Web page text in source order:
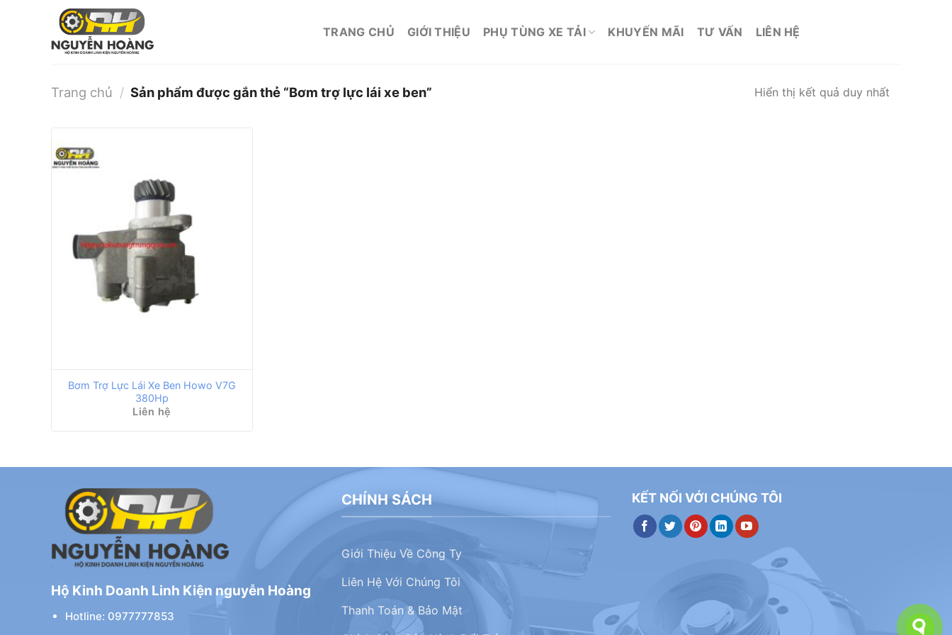
TRANG CHỦ GIỚI THIỆU PHỤ TÙNG XE TẢI KHUYẾN MÃI TƯ VẤN LIÊN HỆ
Trang chủ / Sản phẩm được gắn thẻ “Bơm trợ lực lái xe ben” Hiển thị kết quả duy nhất
Bơm Trợ Lực Lái Xe Ben Howo V7G
380Hp
Liên hệ
Hộ Kinh Doanh Linh Kiện nguyễn Hoàng
Hotline: 0977777853
CHÍNH SÁCH
Giới Thiệu Về Công Ty
Liên Hệ Với Chúng Tôi
Thanh Toán & Bảo Mật
KẾT NỐI VỚI CHÚNG TÔI